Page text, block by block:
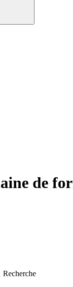
de
Recherche